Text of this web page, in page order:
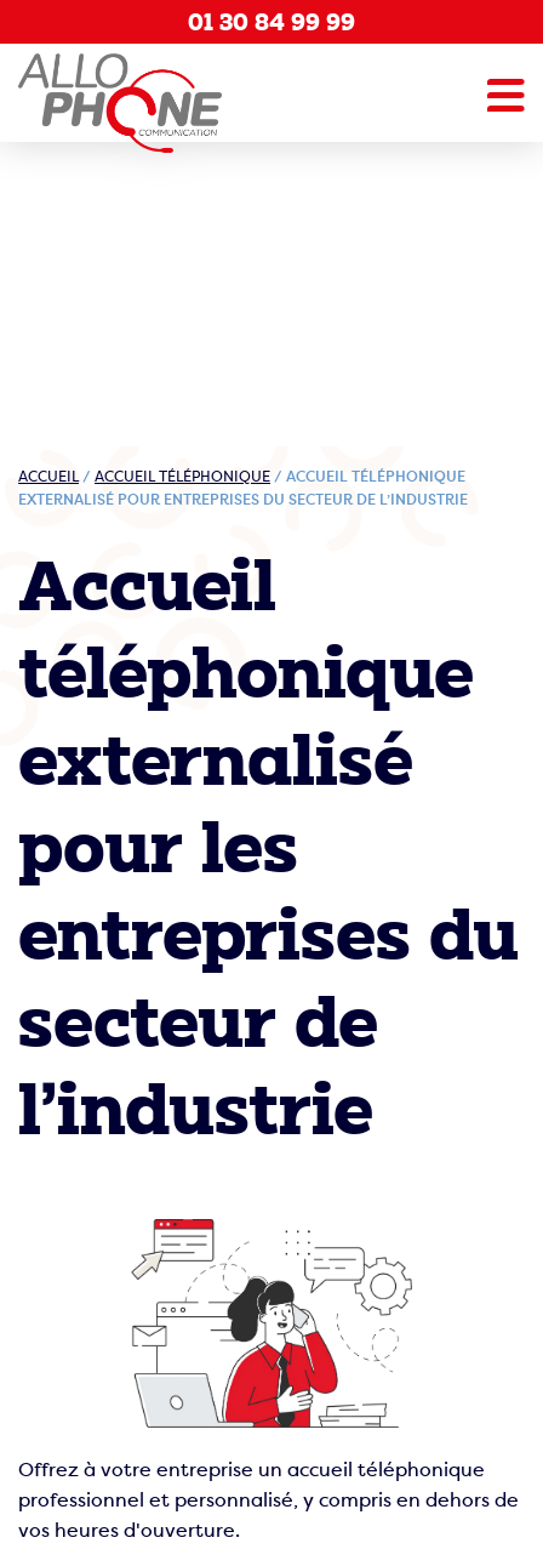
01 30 84 99 99
ACCUEIL/ ACCUEIL TÉLÉPHONIQUE / ACCUEIL TÉLÉPHONIQUE
EXTERNALISÉ POUR ENTREPRISES DU SECTEUR DE L’INDUSTRIE
Accueil
téléphonique
externalisé
pour les
entreprises du
secteur de
l’industrie
Offrez à votre entreprise un accueil téléphonique
professionnel et personnalisé, y compris en dehors de
vos heures d'ouverture.